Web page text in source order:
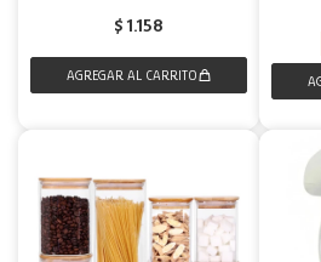
$ 1.158